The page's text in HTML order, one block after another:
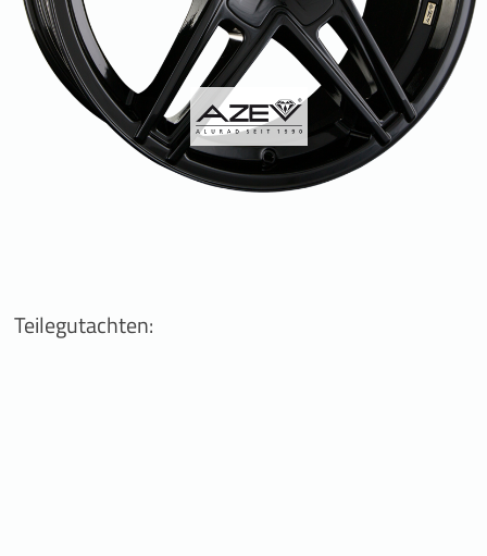
Teilegutachten: